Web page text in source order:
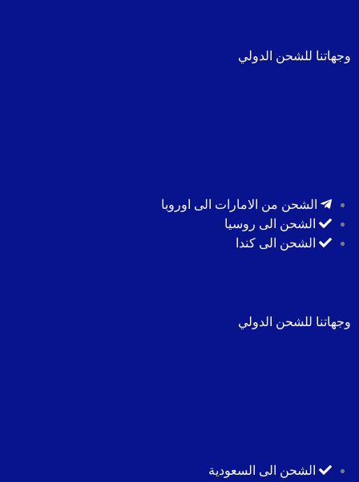
وجهاتنا للشحن الدولي
الشحن من الامارات الى اوروبا
الشحن الى روسيا
الشحن الى كندا
وجهاتنا للشحن الدولي
الشحن الى السعودية